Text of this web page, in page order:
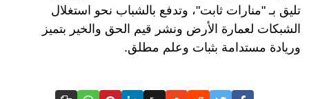
تليق بـ "منارات ثابت"، وتدفع بالشباب نحو استغلال
الشبكات لعمارة الأرض ونشر قيم الحق والخير بتميز
وريادة مستدامة بثبات وعلم مطلق.